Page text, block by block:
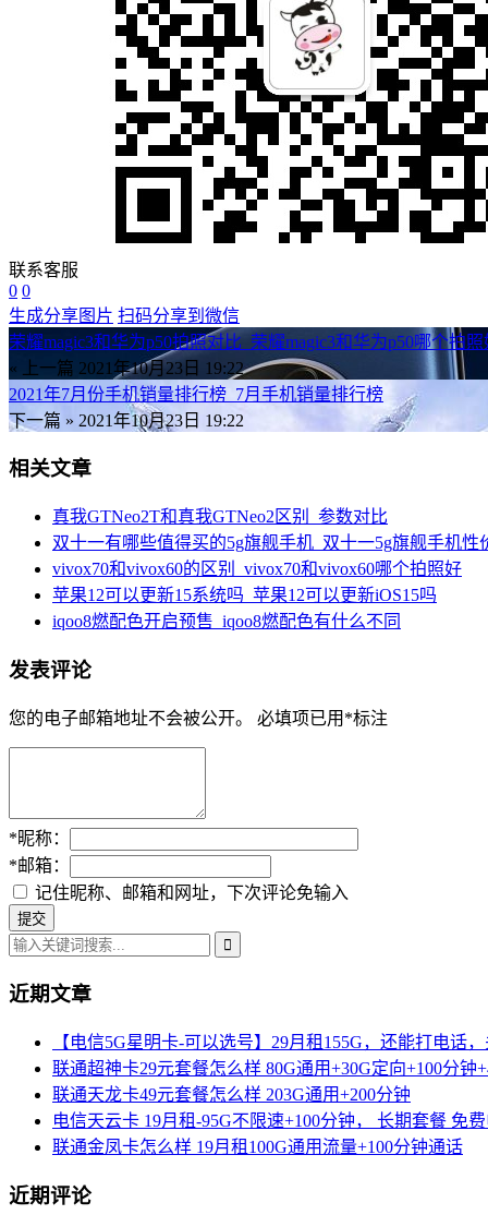
联系客服
0 0
生成分享图片 扫码分享到微信
荣耀magic3和华为p50拍照对比_荣耀magic3和华为p50哪个拍照
« 上一篇 2021年10月23日 19:22
2021年7月份手机销量排行榜_7月手机销量排行榜
下一篇 » 2021年10月23日 19:22
相关文章
真我GTNeo2T和真我GTNeo2区别_参数对比
双十一有哪些值得买的5g旗舰手机_双十一5g旗舰手机性
vivox70和vivox60的区别_vivox70和vivox60哪个拍照好
苹果12可以更新15系统吗_苹果12可以更新iOS15吗
iqoo8燃配色开启预售_iqoo8燃配色有什么不同
发表评论
您的电子邮箱地址不会被公开。 必填项已用 *标注
*昵称：
*邮箱：
记住昵称、邮箱和网址，下次评论免输入
近期文章
【电信5G星明卡-可以选号】29月租155G，还能打电话
联通超神卡29元套餐怎么样 80G通用+30G定向+100分钟
联通天龙卡49元套餐怎么样 203G通用+200分钟
电信天云卡 19月租-95G不限速+100分钟， 长期套餐 免
联通金凤卡怎么样 19月租100G通用流量+100分钟通话
近期评论